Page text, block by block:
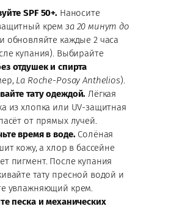
SPF 50+. Наносите
крем за 20 минут до
и обновляйте каждые 2 часа
купания). Выбирайте
отдушек и спирта
La Roche-Posay Anthelios).
тату одеждой. Лёгкая
из хлопка или UV-защитная
от прямых лучей.
время в воде.Солёная
кожу, а хлор в бассейне
пигмент. После купания
тату пресной водой и
увлажняющий крем.
песка и механических